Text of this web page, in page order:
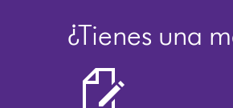
¿Tienes una